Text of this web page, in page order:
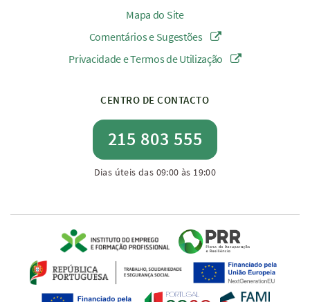
Mapa do Site
Comentários e Sugestões
Privacidade e Termos de Utilização
CENTRO DE CONTACTO
215 803 555
Dias úteis das 09:00 às 19:00